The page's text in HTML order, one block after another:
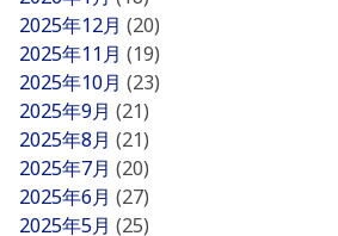
2025年12月 (20)
2025年11月 (19)
2025年10月 (23)
2025年9月 (21)
2025年8月 (21)
2025年7月 (20)
2025年6月 (27)
2025年5月 (25)